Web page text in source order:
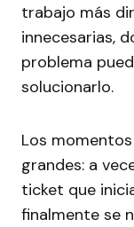
trabajo más
innecesarias,
problema
solucionarlo.
Los
grandes: a
ticket que
finalmente se